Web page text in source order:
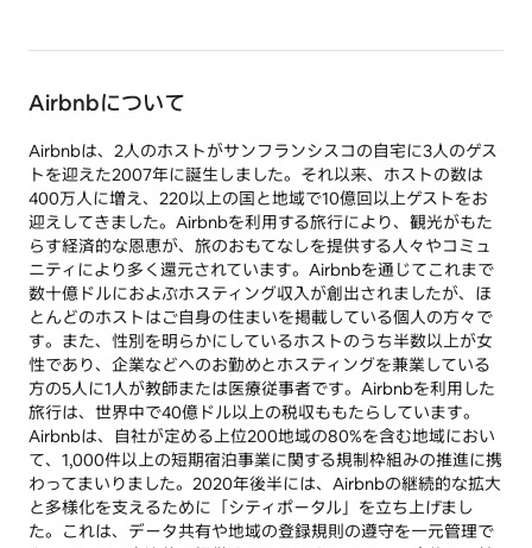
Airbnbについて
Airbnbは、2人のホストがサンフランシスコの自宅に3人のゲス
トを迎えた2007年に誕生しました。それ以来、ホストの数は
400万人に増え、220以上の国と地域で10億回以上ゲストをお
迎えしてきました。Airbnbを利用する旅行により、観光がもた
らす経済的な恩恵が、旅のおもてなしを提供する人々やコミュ
ニティにより多く還元されています。Airbnbを通じてこれまで
数十億ドルにおよぶホスティング収入が創出されましたが、ほ
とんどのホストはご自身の住まいを掲載している個人の方々で
す。また、性別を明らかにしているホストのうち半数以上が女
性であり、企業などへのお勤めとホスティングを兼業している
方の5人に1人が教師または医療従事者です。Airbnbを利用した
旅行は、世界中で40億ドル以上の税収ももたらしています。
Airbnbは、自社が定める上位200地域の80%を含む地域におい
て、1,000件以上の短期宿泊事業に関する規制枠組みの推進に携
わってまいりました。2020年後半には、Airbnbの継続的な拡大
と多様化を支えるために「シティポータル」を立ち上げまし
た。これは、データ共有や地域の登録規則の遵守を一元管理で